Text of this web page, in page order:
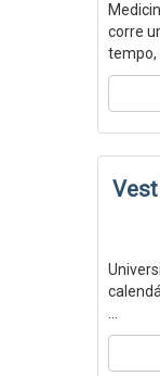
corre
tempo,
...